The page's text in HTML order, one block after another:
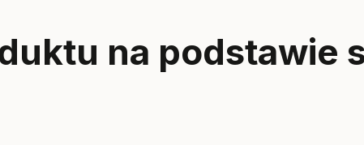
na podstawie